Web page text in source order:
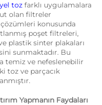
toz farklı uygulamalara
olan filtreler
konusunda
poşet filtreleri,
plastik sinter plakaları
sunmaktadır. Bu
temiz ve nefeslenebilir
toz ve parçacık
Yapmanın Faydaları